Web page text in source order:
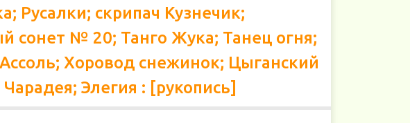
Русалки; скрипач Кузнечик;
сонет № 20; Танго Жука; Танец огня;
Хоровод снежинок; Цыганский
Элегия : [рукопись]